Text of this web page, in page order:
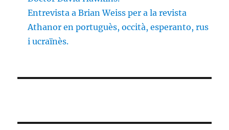
Entrevista a Brian Weiss per a la revista
Athanor en portuguès, occità, esperanto, rus
i ucraïnès.